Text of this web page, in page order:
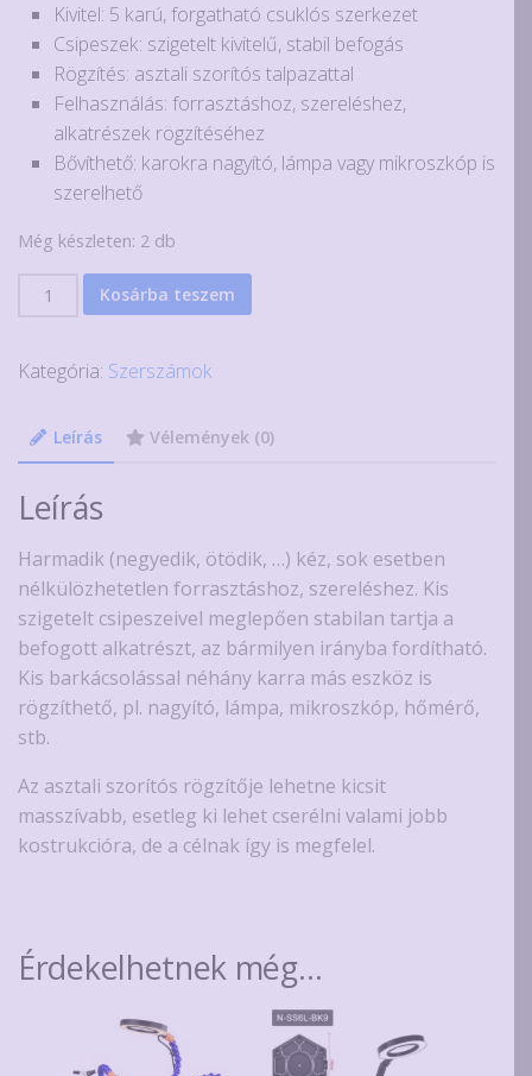
Kivitel: 5 karú, forgatható csuklós szerkezet
Csipeszek: szigetelt kivitelű, stabil befogás
Rögzítés: asztali szorítós talpazattal
Felhasználás: forrasztáshoz, szereléshez,
alkatrészek rögzítéséhez
Bővíthető: karokra nagyító, lámpa vagy mikroszkóp is
szerelhető
Még készleten: 2 db
kéz"
Kosárba teszem
Kategória: Szerszámok
Leírás Vélemények (0)
Leírás
Harmadik (negyedik, ötödik, …) kéz, sok esetben
nélkülözhetetlen forrasztáshoz, szereléshez. Kis
szigetelt csipeszeivel meglepően stabilan tartja a
befogott alkatrészt, az bármilyen irányba fordítható.
Kis barkácsolással néhány karra más eszköz is
rögzíthető, pl. nagyító, lámpa, mikroszkóp, hőmérő,
stb.
Az asztali szorítós rögzítője lehetne kicsit
masszívabb, esetleg ki lehet cserélni valami jobb
kostrukcióra, de a célnak így is megfelel.
Érdekelhetnek még…